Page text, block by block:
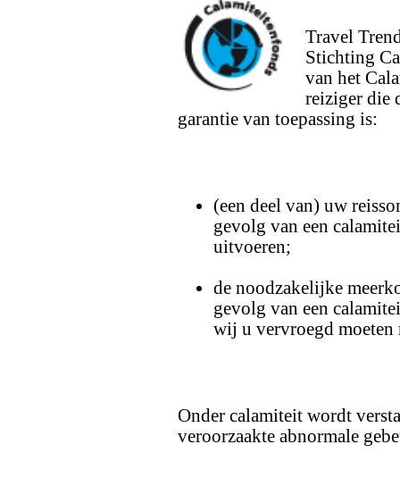
Travel
Stichting
van het
reiziger die
garantie van toepassing is:
(een deel van) uw
gevolg van een
uitvoeren;
de noodzakelijke
gevolg van een
wij u vervroegd moeten
Onder calamiteit wordt
veroorzaakte abnormale